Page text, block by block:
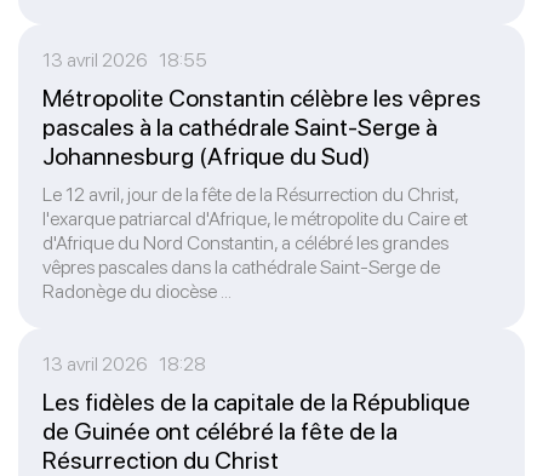
13 avril 2026 18:55
Métropolite Constantin célèbre les vêpres
pascales à la cathédrale Saint-Serge à
Johannesburg (Afrique du Sud)
Le 12 avril, jour de la fête de la Résurrection du Christ,
l'exarque patriarcal d'Afrique, le métropolite du Caire et
d'Afrique du Nord Constantin, a célébré les grandes
vêpres pascales dans la cathédrale Saint-Serge de
Radonège du diocèse ...
13 avril 2026 18:28
Les fidèles de la capitale de la République
de Guinée ont célébré la fête de la
Résurrection du Christ